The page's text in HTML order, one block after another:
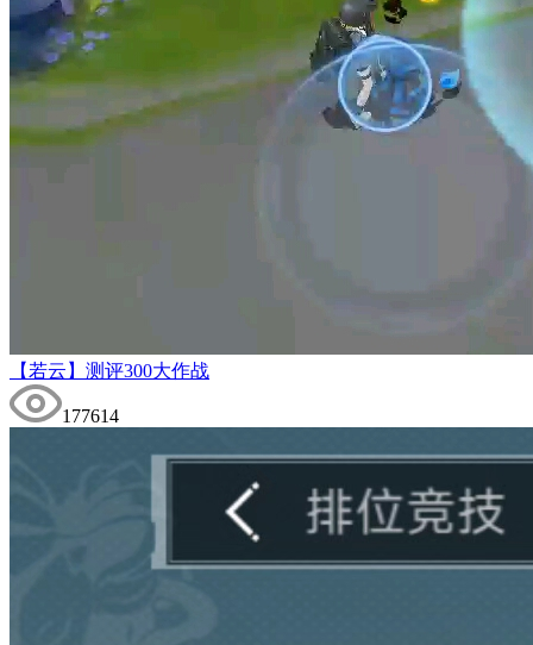
【若云】测评300大作战
177614